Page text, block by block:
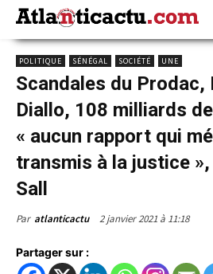
POLITIQUE SÉNÉGAL SOCIÉTÉ UNE
Scandales du Prodac,
Diallo, 108 milliards
« aucun rapport qui
transmis à la justice
Sall
Par atlanticactu 2 janvier 2021 à 11:18
Partager sur :